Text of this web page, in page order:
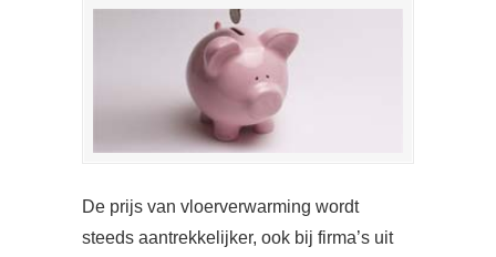
De prijs van vloerverwarming wordt
steeds aantrekkelijker, ook bij firma’s uit